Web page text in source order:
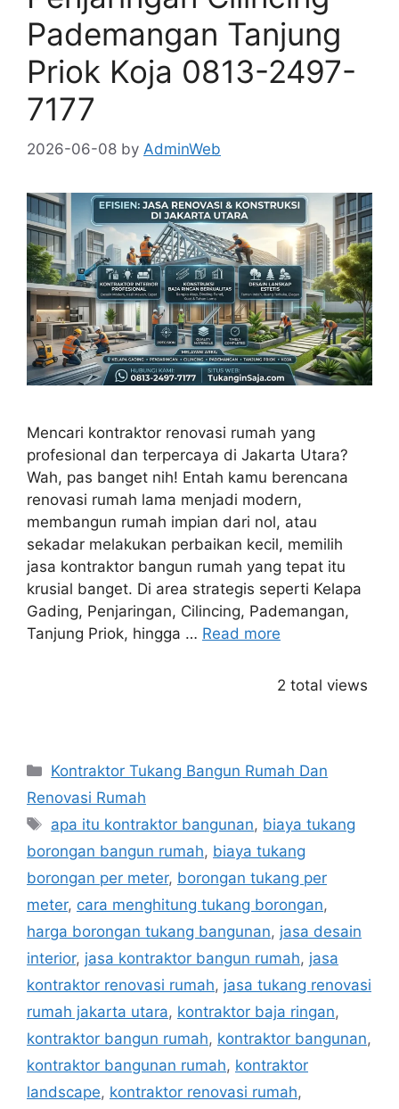
Pademangan Tanjung
Priok Koja 0813-2497-
7177
2026-06-08 by AdminWeb
Mencari kontraktor renovasi rumah yang
profesional dan terpercaya di Jakarta Utara?
Wah, pas banget nih! Entah kamu berencana
renovasi rumah lama menjadi modern,
membangun rumah impian dari nol, atau
sekadar melakukan perbaikan kecil, memilih
jasa kontraktor bangun rumah yang tepat itu
krusial banget. Di area strategis seperti Kelapa
Gading, Penjaringan, Cilincing, Pademangan,
Tanjung Priok, hingga … Read more
2 total views
Categories
Kontraktor Tukang Bangun Rumah Dan
Renovasi Rumah
Tags
apa itu kontraktor bangunan, biaya tukang
borongan bangun rumah, biaya tukang
borongan per meter, borongan tukang per
meter, cara menghitung tukang borongan,
harga borongan tukang bangunan, jasa desain
interior, jasa kontraktor bangun rumah, jasa
kontraktor renovasi rumah, jasa tukang renovasi
rumah jakarta utara, kontraktor baja ringan,
kontraktor bangun rumah, kontraktor bangunan,
kontraktor bangunan rumah, kontraktor
landscape, kontraktor renovasi rumah,